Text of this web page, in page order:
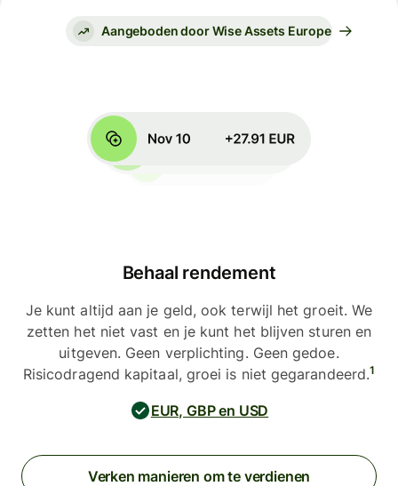
Aangeboden door Wise Assets Europe
Behaal rendement
Je kunt altijd aan je geld, ook terwijl het groeit. We
zetten het niet vast en je kunt het blijven sturen en
uitgeven. Geen verplichting. Geen gedoe.
Risicodragend kapitaal, groei is niet gegarandeerd.1
EUR, GBP en USD
Verken manieren om te verdienen